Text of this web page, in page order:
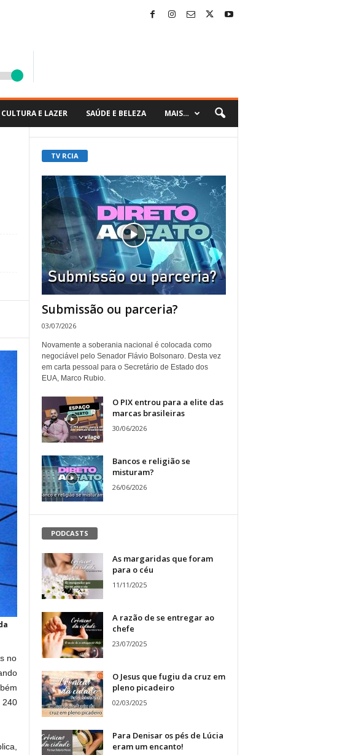
CULTURA E LAZER SAÚDE E BELEZA MAIS…
no
240
TV RCIA
Submissão ou parceria?
03/07/2026
Novamente a soberania nacional é colocada como
negociável pelo Senador Flávio Bolsonaro. Desta vez
em carta pessoal para o Secretário de Estado dos
EUA, Marco Rubio.
O PIX entrou para a elite das
marcas brasileiras
30/06/2026
Bancos e religião se
misturam?
26/06/2026
PODCASTS
As margaridas que foram
para o céu
11/11/2025
A razão de se entregar ao
chefe
23/07/2025
O Jesus que fugiu da cruz em
pleno picadeiro
02/03/2025
Para Denisar os pés de Lúcia
eram um encanto!